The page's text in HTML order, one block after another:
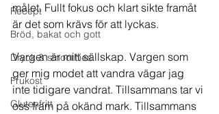
Recept
Bröd, bakat och gott
Dryck & smoothies
Frukost
Glutenfritt
målet. Fullt fokus och klart sikte framåt
är det som krävs för att lyckas.
Vargen är mitt sällskap. Vargen som
ger mig modet att vandra vägar jag
inte tidigare vandrat. Tillsammans tar vi
oss fram på okänd mark. Tillsammans